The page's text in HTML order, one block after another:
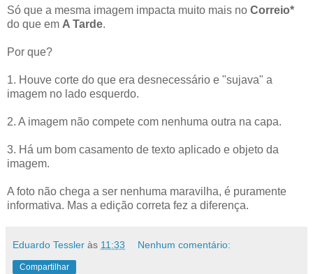
Só que a mesma imagem impacta muito mais no Correio*
do que em A Tarde.
Por que?
1. Houve corte do que era desnecessário e "sujava" a
imagem no lado esquerdo.
2. A imagem não compete com nenhuma outra na capa.
3. Há um bom casamento de texto aplicado e objeto da
imagem.
A foto não chega a ser nenhuma maravilha, é puramente
informativa. Mas a edição correta fez a diferença.
Eduardo Tessler às 11:33 Nenhum comentário:
Compartilhar